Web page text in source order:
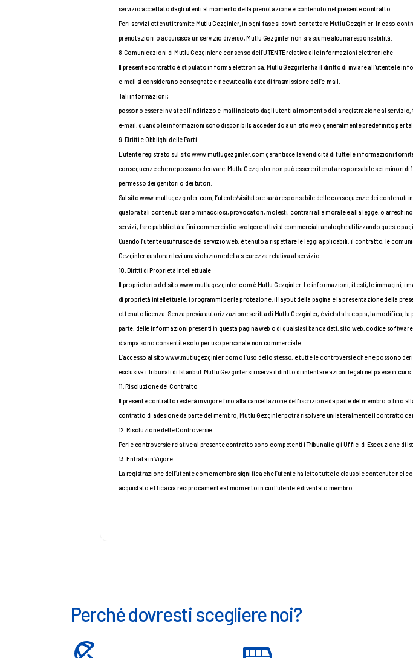
servizio accettato dagli utenti al momento della prenotazione e contenuto nel presente contratto.
Per i servizi ottenuti tramite Mutlu Gezginler, in ogni fase si dovrà contattare Mutlu Gezginler. In caso
prenotazioni o acquisisca un servizio diverso, Mutlu Gezginler non si assume alcuna responsabilità.
8. Comunicazioni di Mutlu Gezginler e consenso dell’UTENTE relativo alle informazioni elettroniche
Il presente contratto è stipulato in forma elettronica. Mutlu Gezginler ha il diritto di inviare all’utente le
e-mail si considerano consegnate e ricevute alla data di trasmissione dell’e-mail.
Tali informazioni;
possono essere inviate all’indirizzo e-mail indicato dagli utenti al momento della registrazione al
e-mail, quando le informazioni sono disponibili; accedendo a un sito web generalmente predefinito per
9. Diritti e Obblighi delle Parti
L’utente registrato sul sito www.mutlugezginler.com garantisce la veridicità di tutte le informazioni
conseguenze che ne possano derivare. Mutlu Gezginler non può essere ritenuta responsabile se i
permesso dei genitori o dei tutori.
Sul sito www.mutlugezginler.com, l’utente/visitatore sarà responsabile delle conseguenze dei
qualora tali contenuti siano minacciosi, provocatori, molesti, contrari alla morale e alla legge, o
servizi, fare pubblicità a fini commerciali o svolgere attività commerciali analoghe utilizzando queste
Quando l’utente usufruisce del servizio web, è tenuto a rispettare le leggi applicabili, il contratto, le
Gezginler qualora rilevi una violazione della sicurezza relativa al servizio.
10. Diritti di Proprietà Intellettuale
Il proprietario del sito www.mutlugezginler.com è Mutlu Gezginler. Le informazioni, i testi, le immagini, i
di proprietà intellettuale, i programmi per la protezione, il layout della pagina e la presentazione della
ottenuto licenza. Senza previa autorizzazione scritta di Mutlu Gezginler, è vietata la copia, la modifica,
parte, delle informazioni presenti in questa pagina web o di qualsiasi banca dati, sito web, codice
stampa sono consentite solo per uso personale non commerciale.
L’accesso al sito www.mutlugezginler.com o l’uso dello stesso, e tutte le controversie che ne possono
esclusiva i Tribunali di Istanbul. Mutlu Gezginler si riserva il diritto di intentare azioni legali nel paese in cui si
11. Risoluzione del Contratto
Il presente contratto resterà in vigore fino alla cancellazione dell’iscrizione da parte del membro o fino
contratto di adesione da parte del membro, Mutlu Gezginler potrà risolvere unilateralmente il contratto
12. Risoluzione delle Controversie
Per le controversie relative al presente contratto sono competenti i Tribunali e gli Uffici di Esecuzione di
13. Entrata in Vigore
La registrazione dell’utente come membro significa che l’utente ha letto tutte le clausole contenute
acquistato efficacia reciprocamente al momento in cui l’utente è diventato membro.
Perché dovresti scegliere noi?